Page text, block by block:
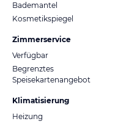
Bademantel
Kosmetikspiegel
Zimmerservice
Verfügbar
Begrenztes
Speisekartenangebot
Klimatisierung
Heizung